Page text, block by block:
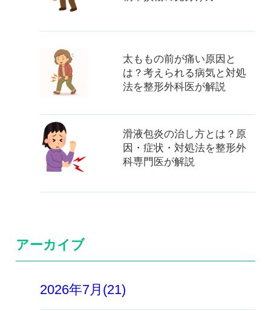
太ももの前が痛い原因と
は？考えられる病気と対処
法を整形外科医が解説
滑液包炎の治し方とは？原
因・症状・対処法を整形外
科専門医が解説
アーカイブ
2026年7月(21)